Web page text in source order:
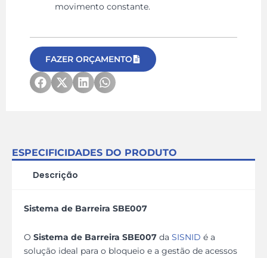
movimento constante.
FAZER ORÇAMENTO
ESPECIFICIDADES DO PRODUTO
Descrição
Sistema de Barreira SBE007
O Sistema de Barreira SBE007 da SISNID é a
solução ideal para o bloqueio e a gestão de acessos